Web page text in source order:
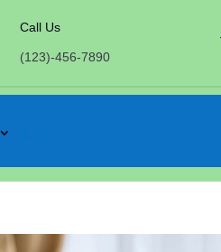
Call Us
(123)-456-7890